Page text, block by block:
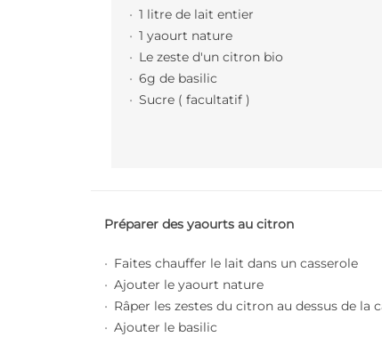
1 litre de lait entier
1 yaourt nature
Le zeste d'un citron bio
6g de basilic
Sucre ( facultatif )
Préparer des yaourts au citron
Faites chauffer le lait dans un casserole
Ajouter le yaourt nature
Râper les zestes du citron au dessus de la
Ajouter le basilic